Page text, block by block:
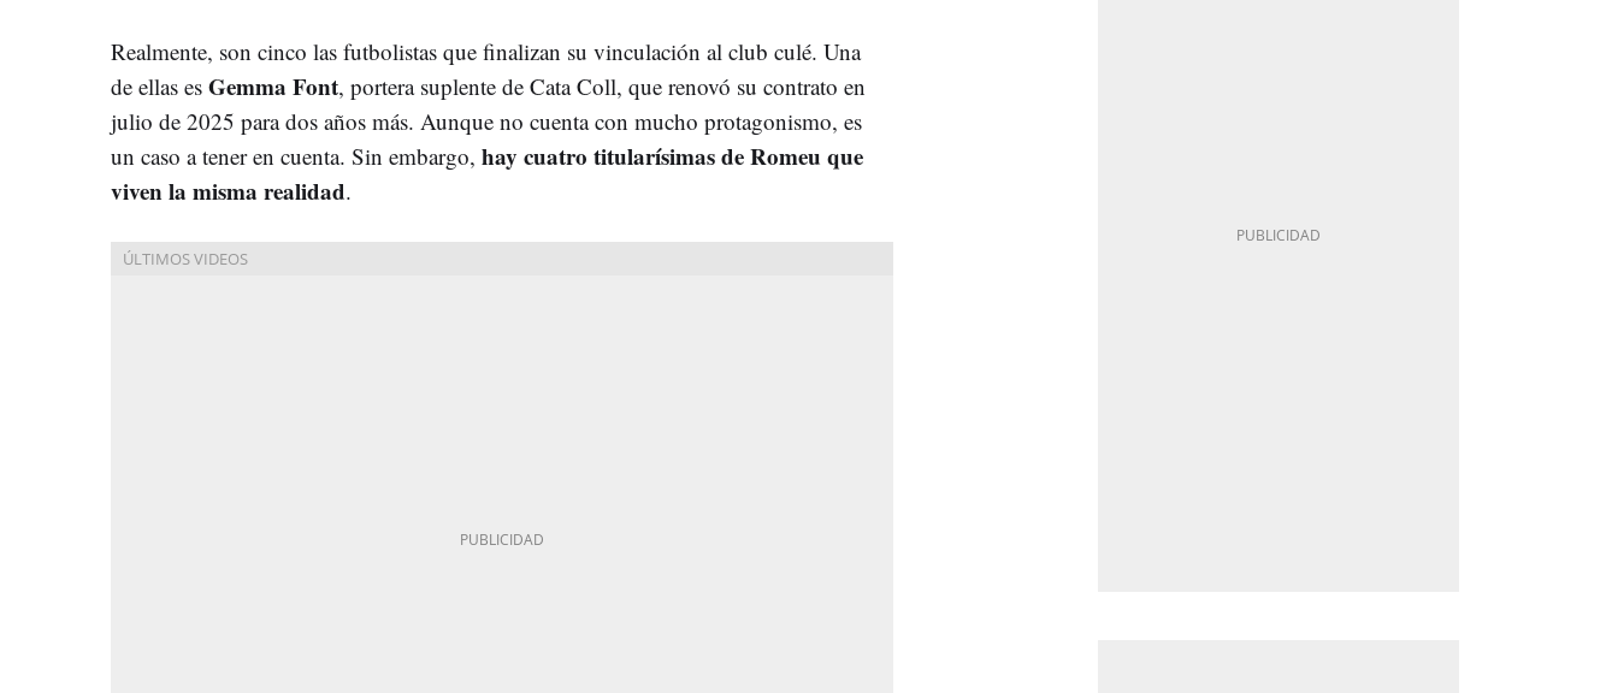
Realmente, son cinco las futbolistas que finalizan su vinculación al club culé. Una
de ellas es Gemma Font, portera suplente de Cata Coll, que renovó su contrato en
julio de 2025 para dos años más. Aunque no cuenta con mucho protagonismo, es
un caso a tener en cuenta. Sin embargo, hay cuatro titularísimas de Romeu que
viven la misma realidad.